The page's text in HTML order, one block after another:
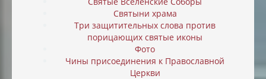
Святыни храма
Три защитительных слова против
порицающих святые иконы
Фото
Чины присоединения к Православной
Церкви